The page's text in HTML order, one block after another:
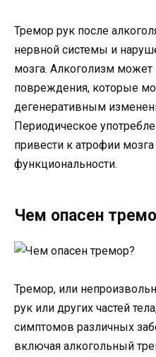
Тремор рук после
нервной системы и
мозга. Алкоголизм
повреждения, которые
дегенеративным
Периодическое
привести к атрофии
функциональности.
Чем опасен
Тремор, или
рук или других частей
симптомов различных
включая алкогольный